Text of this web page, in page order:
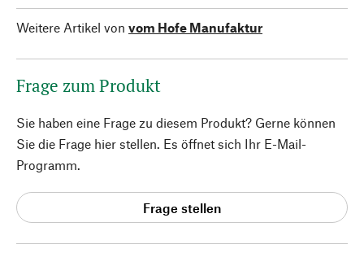
Weitere Artikel von vom Hofe Manufaktur
Frage zum Produkt
Sie haben eine Frage zu diesem Produkt? Gerne können
Sie die Frage hier stellen. Es öffnet sich Ihr E-Mail-
Programm.
Frage stellen